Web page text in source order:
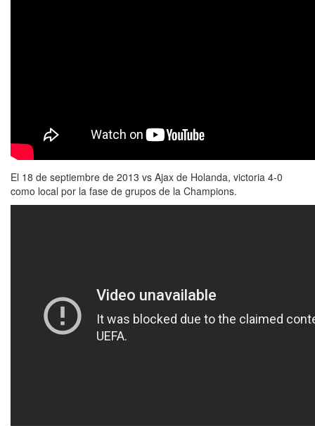
El 18 de septiembre de 2013 vs Ajax de Holanda, victoria 4-0
como local por la fase de grupos de la Champions.